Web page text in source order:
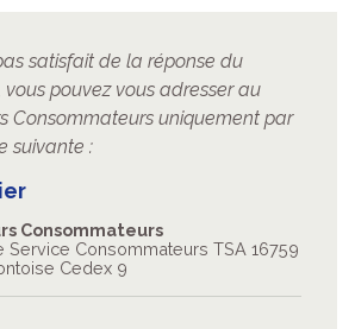
satisfait de la réponse du
vous pouvez vous adresser au
Consommateurs uniquement par
suivante :
Consommateurs
Service Consommateurs TSA 16759
Cedex 9